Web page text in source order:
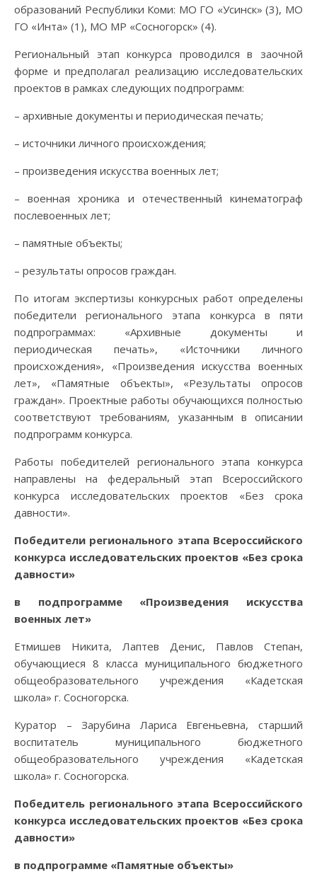
образований Республики Коми: МО ГО «Усинск» (3), МО
ГО «Инта» (1), МО МР «Сосногорск» (4).
Региональный этап конкурса проводился в заочной
форме и предполагал реализацию исследовательских
проектов в рамках следующих подпрограмм:
– архивные документы и периодическая печать;
– источники личного происхождения;
– произведения искусства военных лет;
– военная хроника и отечественный кинематограф
послевоенных лет;
– памятные объекты;
– результаты опросов граждан.
По итогам экспертизы конкурсных работ определены
победители регионального этапа конкурса в пяти
подпрограммах: «Архивные документы и
периодическая печать», «Источники личного
происхождения», «Произведения искусства военных
лет», «Памятные объекты», «Результаты опросов
граждан». Проектные работы обучающихся полностью
соответствуют требованиям, указанным в описании
подпрограмм конкурса.
Работы победителей регионального этапа конкурса
направлены на федеральный этап Всероссийского
конкурса исследовательских проектов «Без срока
давности».
Победители регионального этапа Всероссийского
конкурса исследовательских проектов «Без срока
давности»
в подпрограмме «Произведения искусства
военных лет»
Етмишев Никита, Лаптев Денис, Павлов Степан,
обучающиеся 8 класса муниципального бюджетного
общеобразовательного учреждения «Кадетская
школа» г. Сосногорска.
Куратор – Зарубина Лариса Евгеньевна, старший
воспитатель муниципального бюджетного
общеобразовательного учреждения «Кадетская
школа» г. Сосногорска.
Победитель регионального этапа Всероссийского
конкурса исследовательских проектов «Без срока
давности»
в подпрограмме «Памятные объекты»